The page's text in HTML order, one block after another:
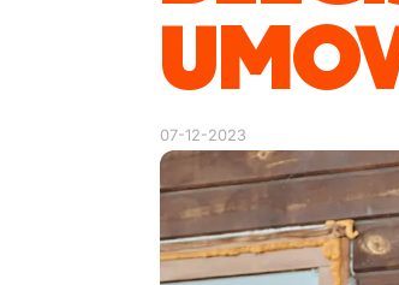
07-12-2023